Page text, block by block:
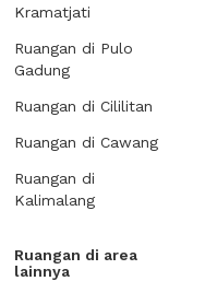
Kramatjati
Ruangan di Pulo
Gadung
Ruangan di Cililitan
Ruangan di Cawang
Ruangan di
Kalimalang
Ruangan di area
lainnya